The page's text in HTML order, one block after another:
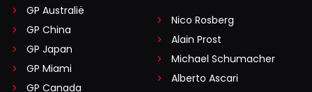
GP Australië
GP China
GP Japan
GP Miami
GP Canada
Nico Rosberg
Alain Prost
Michael Schumacher
Alberto Ascari